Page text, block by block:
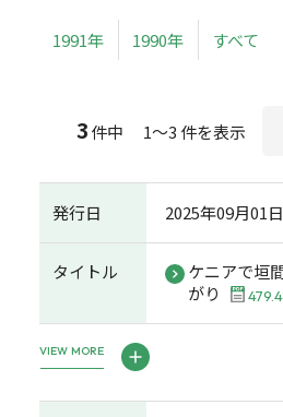
1991年 1990年 すべて
3件中 1～3 件を表示
発行日 2025年09月01日
タイトル
ケニアで垣
がり
VIEW MORE